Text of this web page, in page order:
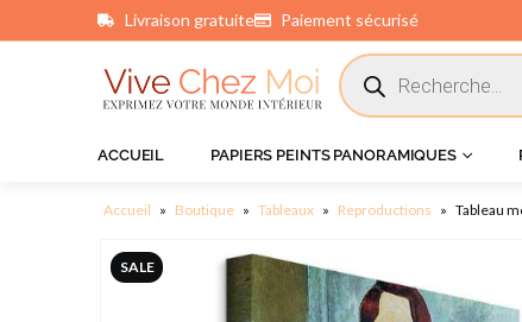
Livraison gratuite Paiement sécurisé
ACCUEIL PAPIERS PEINTS PANORAMIQUES
Accueil » Boutique » Tableaux » Reproductions » Tableau
SALE